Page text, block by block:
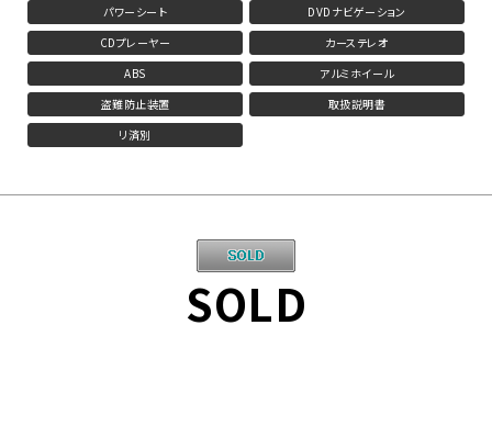
パワーシート
DVDナビゲーション
CDプレーヤー
カーステレオ
ABS
アルミホイール
盗難防止装置
取扱説明書
リ済別
SOLD